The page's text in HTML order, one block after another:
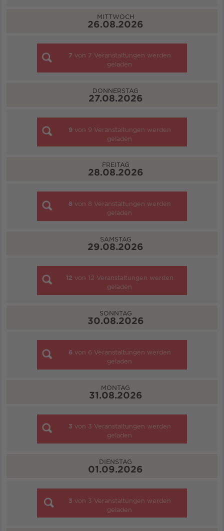
MITTWOCH
26.08.2026
7 von 7 Veranstaltungen werden
geladen
DONNERSTAG
27.08.2026
9 von 9 Veranstaltungen werden
geladen
FREITAG
28.08.2026
8 von 8 Veranstaltungen werden
geladen
SAMSTAG
29.08.2026
12 von 12 Veranstaltungen werden
geladen
SONNTAG
30.08.2026
6 von 6 Veranstaltungen werden
geladen
MONTAG
31.08.2026
3 von 3 Veranstaltungen werden
geladen
DIENSTAG
01.09.2026
3 von 3 Veranstaltungen werden
geladen